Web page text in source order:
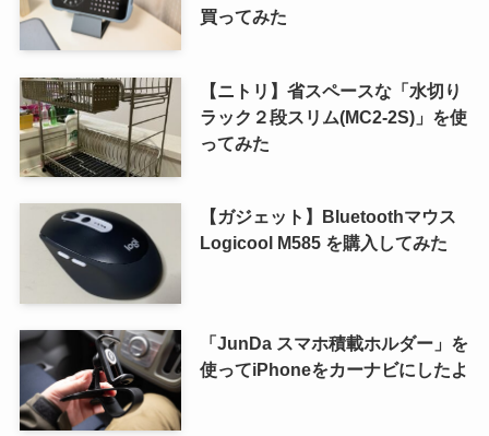
買ってみた
【ニトリ】省スペースな「水切り
ラック２段スリム(MC2-2S)」を使
ってみた
【ガジェット】Bluetoothマウス
Logicool M585 を購入してみた
「JunDa スマホ積載ホルダー」を
使ってiPhoneをカーナビにしたよ